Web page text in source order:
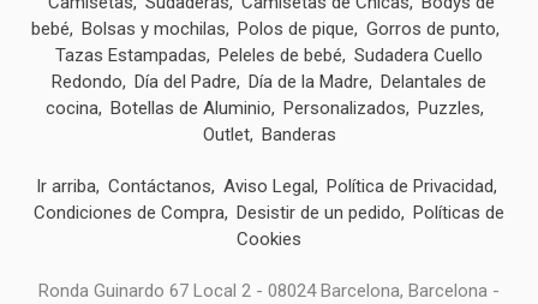
bebé
Bolsas y mochilas Polos de pique
Gorros de punto
Tazas Estampadas
Peleles de bebé
Sudadera Cuello
Redondo
Día del Padre Día de la Madre
Delantales de
cocina
Botellas de Aluminio Personalizados
Puzzles
Outlet
Banderas
Ir arriba Contáctanos Aviso Legal
Política de Privacidad
Condiciones de Compra
Desistir de un pedido
Políticas de
Cookies
Ronda Guinardo 67 Local 2 - 08024 Barcelona, Barcelona -